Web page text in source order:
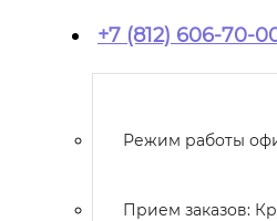
+7 (812) 606-70-
Режим работы
Прием заказов: